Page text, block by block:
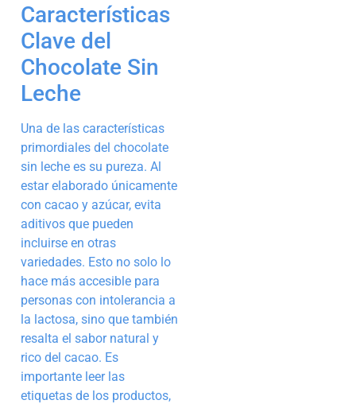
Características
Clave del
Chocolate Sin
Leche
Una de las características
primordiales del chocolate
sin leche es su pureza. Al
estar elaborado únicamente
con cacao y azúcar, evita
aditivos que pueden
incluirse en otras
variedades. Esto no solo lo
hace más accesible para
personas con intolerancia a
la lactosa, sino que también
resalta el sabor natural y
rico del cacao. Es
importante leer las
etiquetas de los productos,